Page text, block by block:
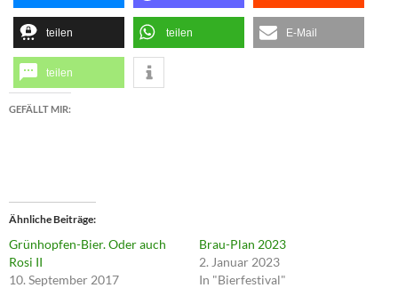
teilen teilen E-Mail
teilen
GEFÄLLT MIR:
Ähnliche Beiträge
Grünhopfen-Bier. Oder auch
Rosi II
10. September 2017
Brau-Plan 2023
2. Januar 2023
In "Bierfestival"